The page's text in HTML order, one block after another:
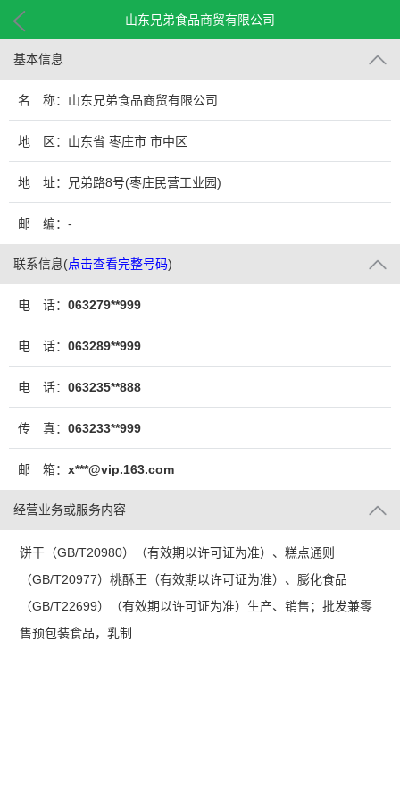
山东兄弟食品商贸有限公司
基本信息
名 称：山东兄弟食品商贸有限公司
地 区：山东省 枣庄市 市中区
地 址：兄弟路8号(枣庄民营工业园)
邮 编：-
联系信息(点击查看完整号码)
电 话： 063279**999
电 话： 063289**999
电 话： 063235**888
传 真： 063233**999
邮 箱： x***@vip.163.com
经营业务或服务内容
饼干（GB/T20980）（有效期以许可证为准）、糕点通则
（GB/T20977）桃酥王（有效期以许可证为准）、膨化食品
（GB/T22699）（有效期以许可证为准）生产、销售；批发兼零
售预包装食品，乳制